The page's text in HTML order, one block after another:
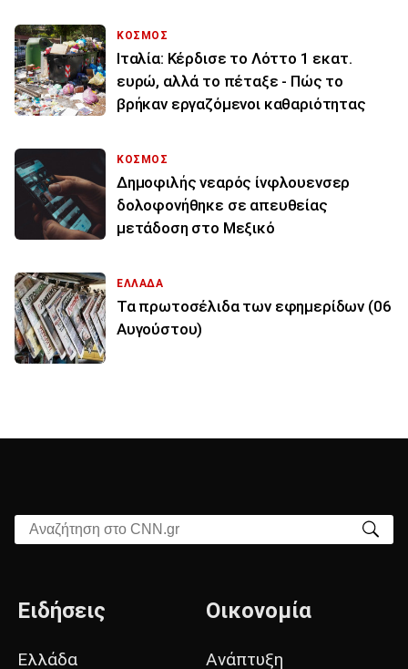
ΚΟΣΜΟΣ
Ιταλία: Κέρδισε το Λόττο 1 εκατ.
ευρώ, αλλά το πέταξε - Πώς το
βρήκαν εργαζόμενοι καθαριότητας
ΚΟΣΜΟΣ
Δημοφιλής νεαρός ίνφλουενσερ
δολοφονήθηκε σε απευθείας
μετάδοση στο Μεξικό
ΕΛΛΑΔΑ
Τα πρωτοσέλιδα των εφημερίδων (06
Αυγούστου)
Αναζήτηση στο CNN.gr
Ειδήσεις
Ελλάδα
Οικονομία
Ανάπτυξη